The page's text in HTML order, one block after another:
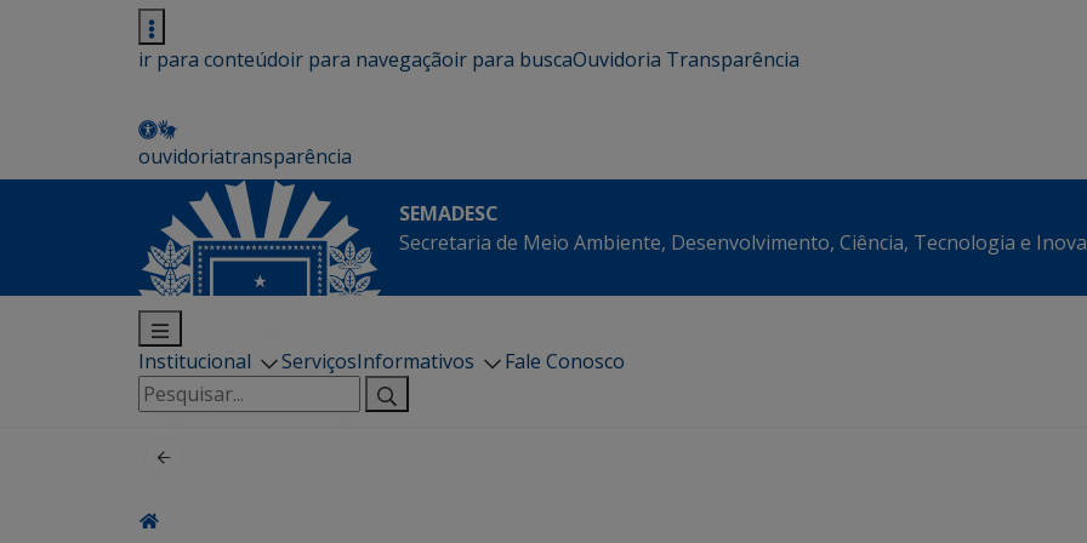
ir para conteúdoir para navegaçãoir para buscaOuvidoria Transparência
ouvidoriatransparência
SEMADESC
Secretaria de Meio Ambiente, Desenvolvimento, Ciência, Tecnologia e
Institucional ServiçosInformativos
Fale Conosco
Pesquisar
por: